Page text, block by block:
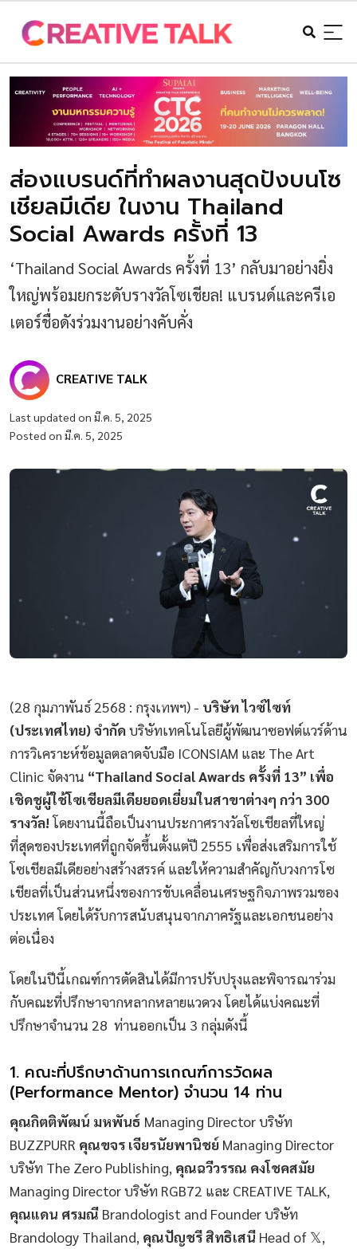
ส่องแบรนด์ที่ทำผลงานสุดปังบนโซ
เชียลมีเดีย ในงาน Thailand
Social Awards ครั้งที่ 13
‘Thailand Social Awards ครั้งที่ 13’ กลับมาอย่างยิ่ง
ใหญ่พร้อมยกระดับรางวัลโซเชียล! แบรนด์และครีเอ
เตอร์ชื่อดังร่วมงานอย่างคับคั่ง
CREATIVE TALK
Last updated on มี.ค. 5, 2025
Posted on มี.ค. 5, 2025
(28 กุมภาพันธ์ 2568 : กรุงเทพฯ) - บริษัท ไวซ์ไซท์
(ประเทศไทย) จำกัดบริษัทเทคโนโลยีผู้พัฒนาซอฟต์แวร์ด้าน
การวิเคราะห์ข้อมูลตลาดจับมือ ICONSIAM และ The Art
Clinic จัดงาน “Thailand Social Awards ครั้งที่ 13” เพื่อ
เชิดชูผู้ใช้โซเชียลมีเดียยอดเยี่ยมในสาขาต่างๆ กว่า 300
รางวัล!โดยงานนี้ถือเป็นงานประกาศรางวัลโซเชียลที่ใหญ่
ที่สุดของประเทศที่ถูกจัดขึ้นตั้งแต่ปี 2555 เพื่อส่งเสริมการใช้
โซเชียลมีเดียอย่างสร้างสรรค์ และให้ความสำคัญกับวงการโซ
เชียลที่เป็นส่วนหนึ่งของการขับเคลื่อนเศรษฐกิจภาพรวมของ
ประเทศ โดยได้รับการสนับสนุนจากภาครัฐและเอกชนอย่าง
ต่อเนื่อง
โดยในปีนี้เกณฑ์การตัดสินได้มีการปรับปรุงและพิจารณาร่วม
กับคณะที่ปรึกษาจากหลากหลายแวดวง โดยได้แบ่งคณะที่
ปรึกษาจำนวน 28 ท่านออกเป็น 3 กลุ่มดังนี้
1. คณะที่ปรึกษาด้านการเกณฑ์การวัดผล
(Performance Mentor) จำนวน 14 ท่าน
คุณกิตติพัฒน์ มหพันธ์ Managing Director บริษัท
BUZZPURR คุณขจร เจียรนัยพานิชย์ Managing Director
บริษัท The Zero Publishing, คุณฉวีวรรณ คงโชคสมัย
Managing Director บริษัท RGB72 และ CREATIVE TALK,
คุณแดน ศรมณี Brandologist and Founder บริษัท
Brandology Thailand, คุณปัญชรี สิทธิเสนี Head of 𝕏,